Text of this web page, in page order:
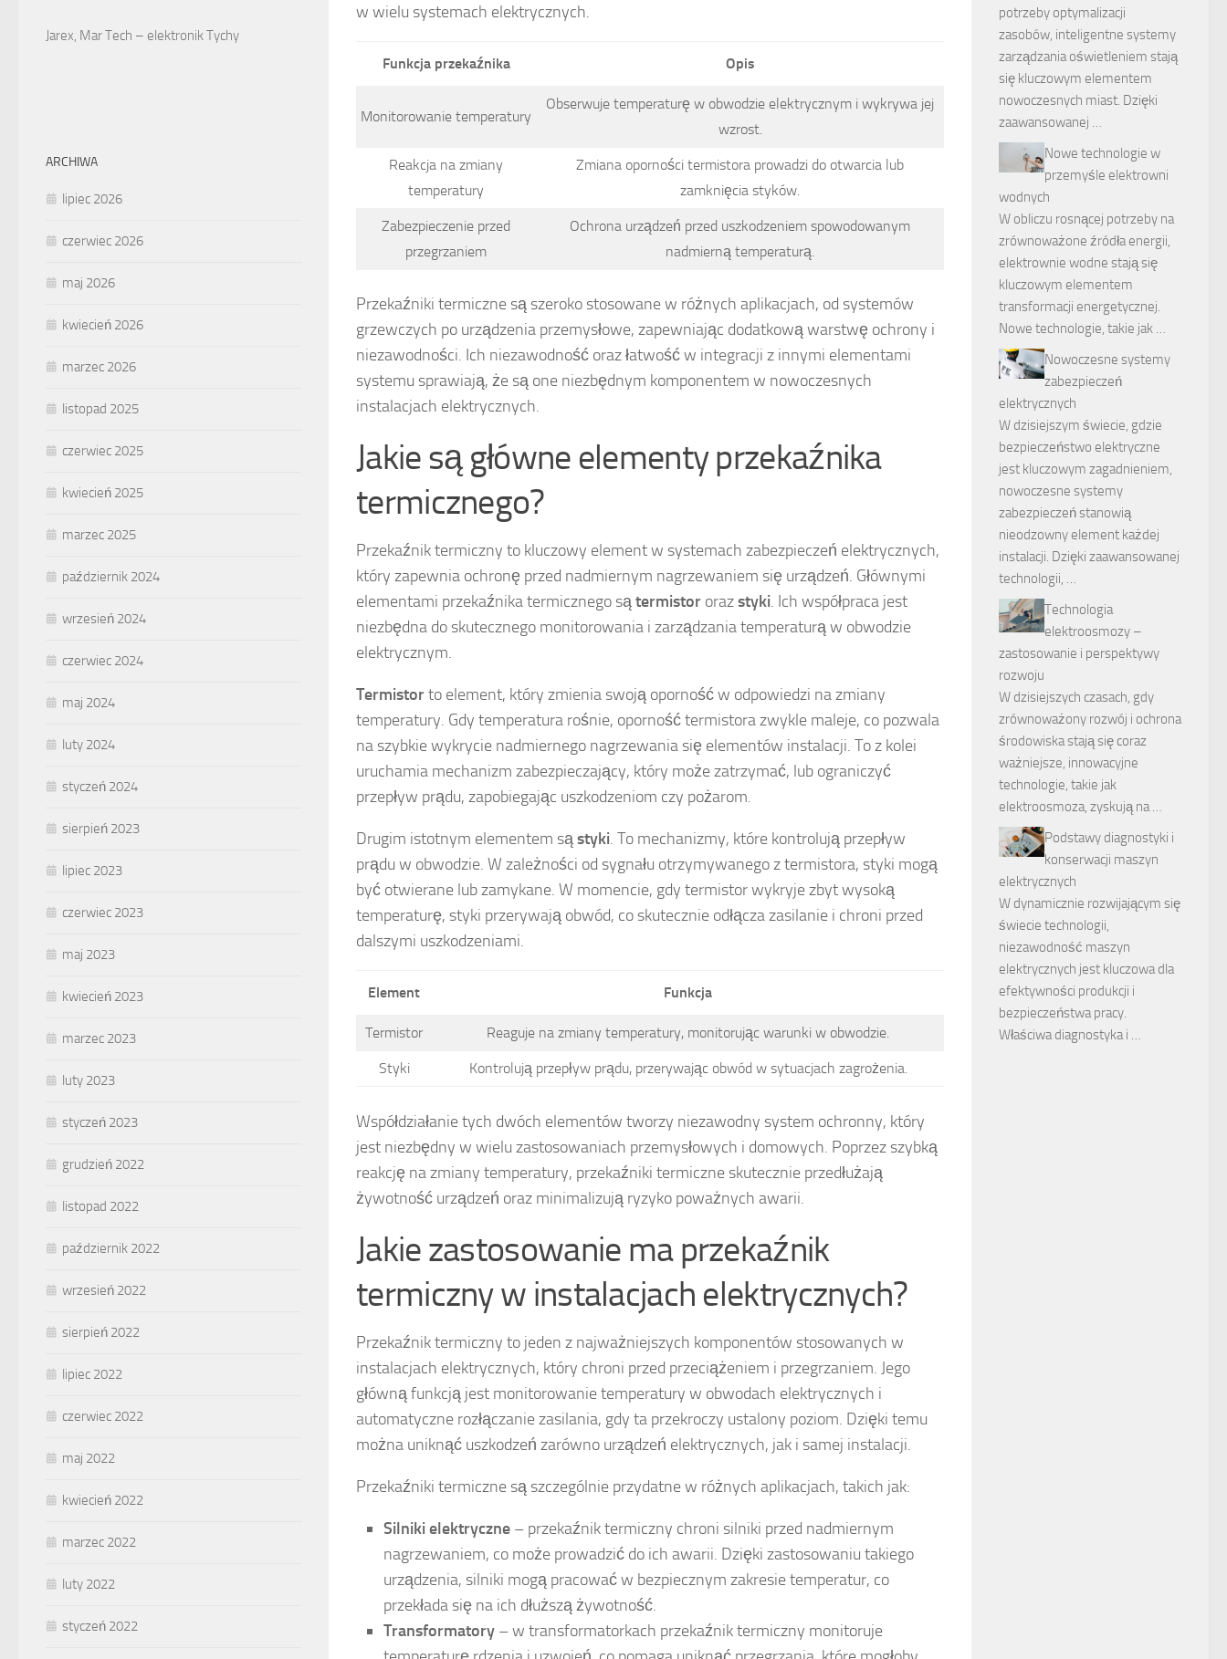
w wielu systemach elektrycznych.
Funkcja przekaźnika Opis
Monitorowanie temperatury
Obserwuje temperaturę w obwodzie elektrycznym i wykrywa jej
wzrost.
Reakcja na zmiany
temperatury
Zmiana oporności termistora prowadzi do otwarcia lub
zamknięcia styków.
Zabezpieczenie przed
przegrzaniem
Ochrona urządzeń przed uszkodzeniem spowodowanym
nadmierną temperaturą.
Przekaźniki termiczne są szeroko stosowane w różnych aplikacjach, od systemów
grzewczych po urządzenia przemysłowe, zapewniając dodatkową warstwę ochrony i
niezawodności. Ich niezawodność oraz łatwość w integracji z innymi elementami
systemu sprawiają, że są one niezbędnym komponentem w nowoczesnych
instalacjach elektrycznych.
Jakie są główne elementy przekaźnika
termicznego?
Przekaźnik termiczny to kluczowy element w systemach zabezpieczeń elektrycznych,
który zapewnia ochronę przed nadmiernym nagrzewaniem się urządzeń. Głównymi
elementami przekaźnika termicznego sątermistor orazstyki. Ich współpraca jest
niezbędna do skutecznego monitorowania i zarządzania temperaturą w obwodzie
elektrycznym.
Termistorto element, który zmienia swoją oporność w odpowiedzi na zmiany
temperatury. Gdy temperatura rośnie, oporność termistora zwykle maleje, co pozwala
na szybkie wykrycie nadmiernego nagrzewania się elementów instalacji. To z kolei
uruchamia mechanizm zabezpieczający, który może zatrzymać, lub ograniczyć
przepływ prądu, zapobiegając uszkodzeniom czy pożarom.
Drugim istotnym elementem sąstyki. To mechanizmy, które kontrolują przepływ
prądu w obwodzie. W zależności od sygnału otrzymywanego z termistora, styki mogą
być otwierane lub zamykane. W momencie, gdy termistor wykryje zbyt wysoką
temperaturę, styki przerywają obwód, co skutecznie odłącza zasilanie i chroni przed
dalszymi uszkodzeniami.
Element Funkcja
Termistor Reaguje na zmiany temperatury, monitorując warunki w obwodzie.
Styki Kontrolują przepływ prądu, przerywając obwód w sytuacjach zagrożenia.
Współdziałanie tych dwóch elementów tworzy niezawodny system ochronny, który
jest niezbędny w wielu zastosowaniach przemysłowych i domowych. Poprzez szybką
reakcję na zmiany temperatury, przekaźniki termiczne skutecznie przedłużają
żywotność urządzeń oraz minimalizują ryzyko poważnych awarii.
Jakie zastosowanie ma przekaźnik
termiczny w instalacjach elektrycznych?
Przekaźnik termiczny to jeden z najważniejszych komponentów stosowanych w
instalacjach elektrycznych, który chroni przed przeciążeniem i przegrzaniem. Jego
główną funkcją jest monitorowanie temperatury w obwodach elektrycznych i
automatyczne rozłączanie zasilania, gdy ta przekroczy ustalony poziom. Dzięki temu
można uniknąć uszkodzeń zarówno urządzeń elektrycznych, jak i samej instalacji.
Przekaźniki termiczne są szczególnie przydatne w różnych aplikacjach, takich jak:
Silniki elektryczne – przekaźnik termiczny chroni silniki przed nadmiernym
nagrzewaniem, co może prowadzić do ich awarii. Dzięki zastosowaniu takiego
urządzenia, silniki mogą pracować w bezpiecznym zakresie temperatur, co
przekłada się na ich dłuższą żywotność.
Transformatory – w transformatorkach przekaźnik termiczny monitoruje
Jarex, Mar Tech – elektronik Tychy
ARCHIWA
lipiec 2026
czerwiec 2026
maj 2026
kwiecień 2026
marzec 2026
listopad 2025
czerwiec 2025
kwiecień 2025
marzec 2025
październik 2024
wrzesień 2024
czerwiec 2024
maj 2024
luty 2024
styczeń 2024
sierpień 2023
lipiec 2023
czerwiec 2023
maj 2023
kwiecień 2023
marzec 2023
luty 2023
styczeń 2023
grudzień 2022
listopad 2022
październik 2022
wrzesień 2022
sierpień 2022
lipiec 2022
czerwiec 2022
maj 2022
kwiecień 2022
marzec 2022
luty 2022
styczeń 2022
potrzeby optymalizacji
zasobów, inteligentne systemy
zarządzania oświetleniem stają
się kluczowym elementem
nowoczesnych miast. Dzięki
zaawansowanej …
Nowe technologie w
przemyśle elektrowni
wodnych
W obliczu rosnącej potrzeby na
zrównoważone źródła energii,
elektrownie wodne stają się
kluczowym elementem
transformacji energetycznej.
Nowe technologie, takie jak …
Nowoczesne systemy
zabezpieczeń
elektrycznych
W dzisiejszym świecie, gdzie
bezpieczeństwo elektryczne
jest kluczowym zagadnieniem,
nowoczesne systemy
zabezpieczeń stanowią
nieodzowny element każdej
instalacji. Dzięki zaawansowanej
technologii, …
Technologia
elektroosmozy –
zastosowanie i perspektywy
rozwoju
W dzisiejszych czasach, gdy
zrównoważony rozwój i ochrona
środowiska stają się coraz
ważniejsze, innowacyjne
technologie, takie jak
elektroosmoza, zyskują na …
Podstawy diagnostyki i
konserwacji maszyn
elektrycznych
W dynamicznie rozwijającym się
świecie technologii,
niezawodność maszyn
elektrycznych jest kluczowa dla
efektywności produkcji i
bezpieczeństwa pracy.
Właściwa diagnostyka i …